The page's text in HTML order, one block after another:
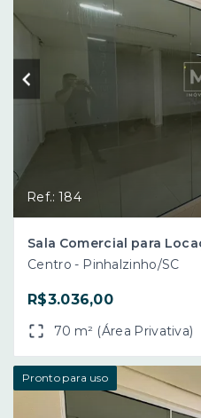
Ref.: 184
Centro - Pinhalzinho/SC
R$3.036,00
70 m² (Área Privativa)
Pronto para uso